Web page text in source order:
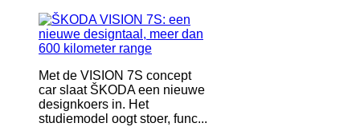
Met de VISION 7S concept
car slaat ŠKODA een nieuwe
designkoers in. Het
studiemodel oogt stoer, func...